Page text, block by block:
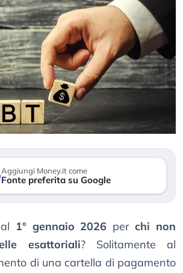
Aggiungi Money.it come
Fonte preferita su Google
1° gennaio 2026 perchi non
esattoriali? Solitamente al
di una cartella di pagamento